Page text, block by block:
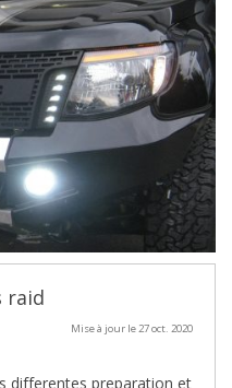
raid
Mise à jour le 27 oct. 2020
differentes preparation et